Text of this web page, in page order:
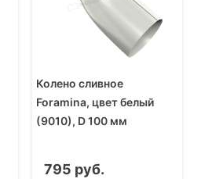
Колено сливное
Foramina, цвет белый
(9010), D 100 мм
795 руб.